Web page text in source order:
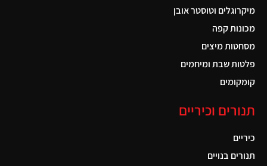
מיקרוגלים וטוסטר אובן
מכונות קפה
מסחטות מיצים
פלטות שבת ומיחמים
קומקומים
תנורים וכיריים
כיריים
תנורים בנויים